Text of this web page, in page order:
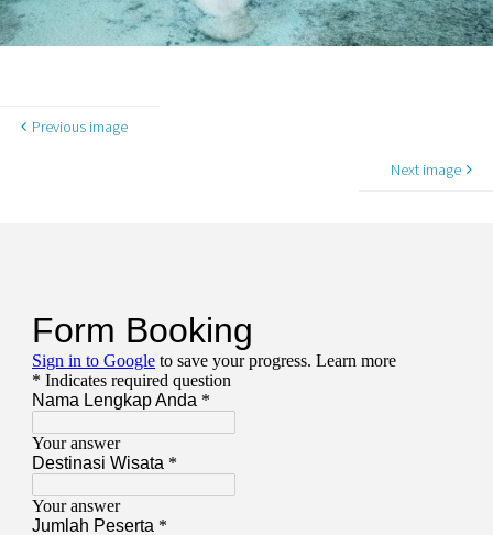
Previous image
Next image